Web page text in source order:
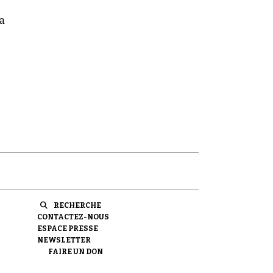
RECHERCHE
CONTACTEZ-NOUS
ESPACE PRESSE
NEWSLETTER
FAIRE UN DON